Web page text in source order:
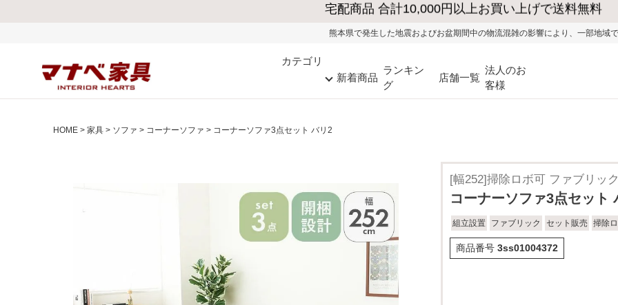
熊本県で発生した地震およびお盆期間中の物流混雑の影響により、一部地域ではお荷物のお届けに遅
カテゴリ
新着商品
ランキン
グ
店舗一覧
法人のお
客様
HOME 家具 ソファ コーナーソファ コーナーソファ3点セット バリ2
[幅252]掃除ロボ可 ファブリッ
コーナーソファ3点セット
組立設置 ファブリック セット販売 掃除
商品番号 3ss01004372